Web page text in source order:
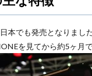
本でも発売となりまし
を見てから約5ヶ月